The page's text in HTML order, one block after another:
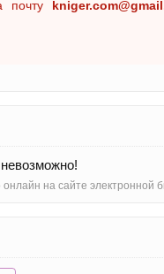
почту
на сайте электронной